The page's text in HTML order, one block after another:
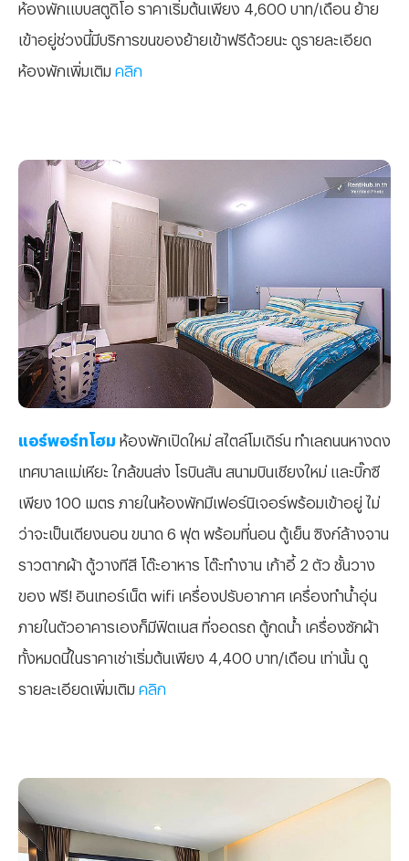
ห้องพักแบบสตูดิโอ ราคาเริ่มต้นเพียง 4,600 บาท/เดือน ย้าย
เข้าอยู่ช่วงนี้มีบริการขนของย้ายเข้าฟรีด้วยนะ ดูรายละเอียด
ห้องพักเพิ่มเติม คลิก
แอร์พอร์ทโฮม ห้องพักเปิดใหม่ สไตล์โมเดิร์น ทำเลถนนหางดง
เทศบาลแม่เหียะ ใกล้ขนส่ง โรบินสัน สนามบินเชียงใหม่ และบิ๊กซี
เพียง 100 เมตร ภายในห้องพักมีเฟอร์นิเจอร์พร้อมเข้าอยู่ ไม่
ว่าจะเป็นเตียงนอน ขนาด 6 ฟุต พร้อมที่นอน ตู้เย็น ซิงก์ล้างจาน
ราวตากผ้า ตู้วางทีสี โต๊ะอาหาร โต๊ะทำงาน เก้าอี้ 2 ตัว ชั้นวาง
ของ ฟรี! อินเทอร์เน็ต wifi เครื่องปรับอากาศ เครื่องทำน้ำอุ่น
ภายในตัวอาคารเองก็มีฟิตเนส ที่จอดรถ ตู้กดน้ำ เครื่องซักผ้า
ทั้งหมดนี้ในราคาเช่าเริ่มต้นเพียง 4,400 บาท/เดือน เท่านั้น ดู
รายละเอียดเพิ่มเติม คลิก